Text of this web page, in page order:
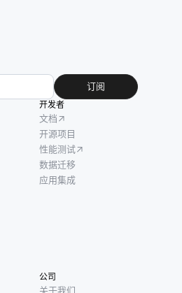
订阅
开发者
文档
开源项目
性能测试
数据迁移
应用集成
公司
关于我们